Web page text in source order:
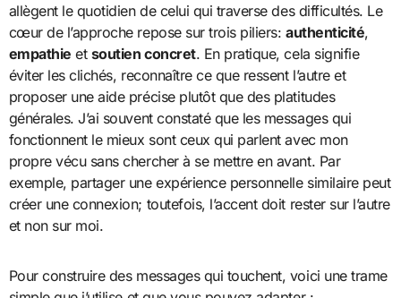
allègent le quotidien de celui qui traverse des difficultés. Le
cœur de l’approche repose sur trois piliers: authenticité,
empathie et soutien concret. En pratique, cela signifie
éviter les clichés, reconnaître ce que ressent l’autre et
proposer une aide précise plutôt que des platitudes
générales. J’ai souvent constaté que les messages qui
fonctionnent le mieux sont ceux qui parlent avec mon
propre vécu sans chercher à se mettre en avant. Par
exemple, partager une expérience personnelle similaire peut
créer une connexion; toutefois, l’accent doit rester sur l’autre
et non sur moi.
Pour construire des messages qui touchent, voici une trame